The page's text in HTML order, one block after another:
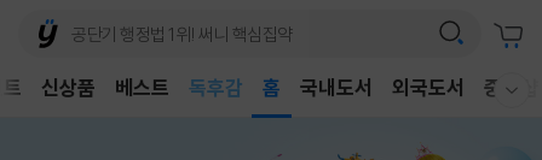
신상품 베스트 독후감 홈 국내도서 외국도서 중고샵